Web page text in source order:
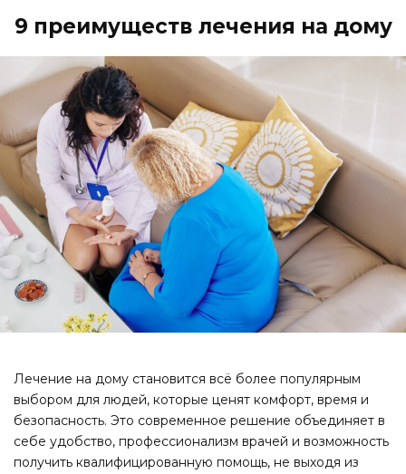
9 преимуществ лечения на дому
Лечение на дому становится всё более популярным
выбором для людей, которые ценят комфорт, время и
безопасность. Это современное решение объединяет в
себе удобство, профессионализм врачей и возможность
получить квалифицированную помощь, не выходя из